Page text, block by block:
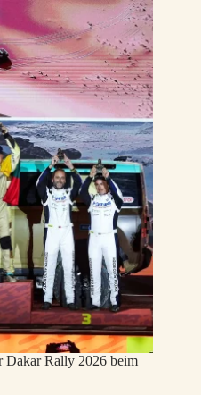
Dakar Rally 2026 beim